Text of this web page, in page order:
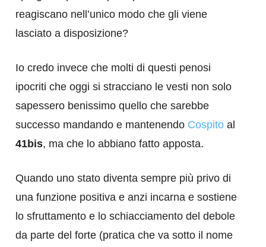
reagiscano nell’unico modo che gli viene
lasciato a disposizione?
Io credo invece che molti di questi penosi
ipocriti che oggi si stracciano le vesti non solo
sapessero benissimo quello che sarebbe
successo mandando e mantenendo Cospito al
41bis, ma che lo abbiano fatto apposta.
Quando uno stato diventa sempre più privo di
una funzione positiva e anzi incarna e sostiene
lo sfruttamento e lo schiacciamento del debole
da parte del forte (pratica che va sotto il nome